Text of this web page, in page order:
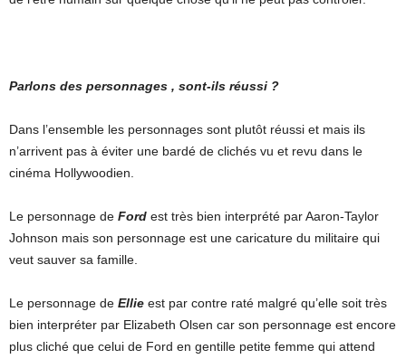
Parlons des personnages , sont-ils réussi ?
Dans l’ensemble les personnages sont plutôt réussi et mais ils
n’arrivent pas à éviter une bardé de clichés vu et revu dans le
cinéma Hollywoodien.
Le personnage de Ford est très bien interprété par Aaron-Taylor
Johnson mais son personnage est une caricature du militaire qui
veut sauver sa famille.
Le personnage de Ellie est par contre raté malgré qu’elle soit très
bien interpréter par Elizabeth Olsen car son personnage est encore
plus cliché que celui de Ford en gentille petite femme qui attend